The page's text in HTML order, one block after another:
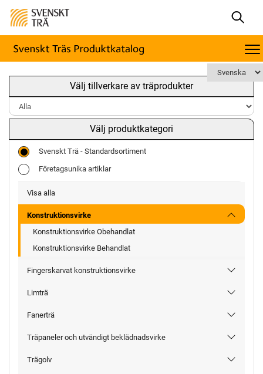
Välj tillverkare av träprodukter
Välj produktkategori
Svenskt Trä - Standardsortiment
Företagsunika artiklar
Visa alla
Konstruktionsvirke
Konstruktionsvirke Obehandlat
Konstruktionsvirke Behandlat
Fingerskarvat konstruktionsvirke
Limträ
Fanerträ
Träpaneler och utvändigt beklädnadsvirke
Trägolv